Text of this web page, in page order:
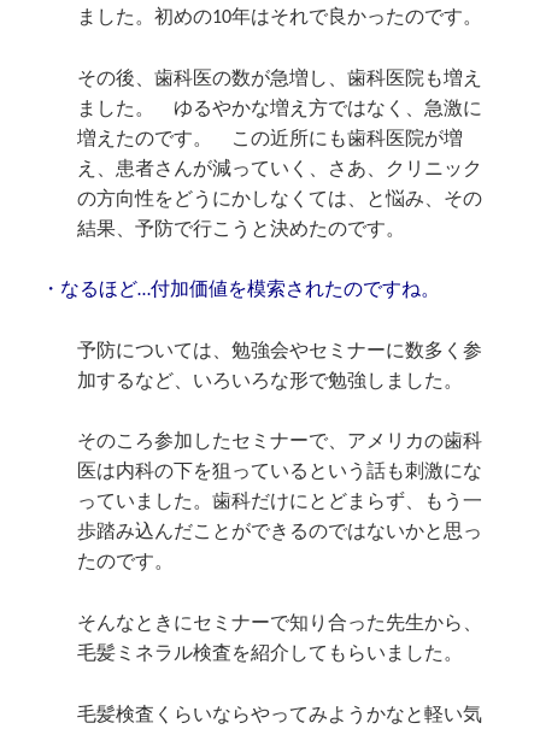
ました。初めの10年はそれで良かったのです。
その後、歯科医の数が急増し、歯科医院も増え
ました。 ゆるやかな増え方ではなく、急激に
増えたのです。 この近所にも歯科医院が増
え、患者さんが減っていく、さあ、クリニック
の方向性をどうにかしなくては、と悩み、その
結果、予防で行こうと決めたのです。
・なるほど…付加価値を模索されたのですね。
予防については、勉強会やセミナーに数多く参
加するなど、いろいろな形で勉強しました。
そのころ参加したセミナーで、アメリカの歯科
医は内科の下を狙っているという話も刺激にな
っていました。歯科だけにとどまらず、もう一
歩踏み込んだことができるのではないかと思っ
たのです。
そんなときにセミナーで知り合った先生から、
毛髪ミネラル検査を紹介してもらいました。
毛髪検査くらいならやってみようかなと軽い気